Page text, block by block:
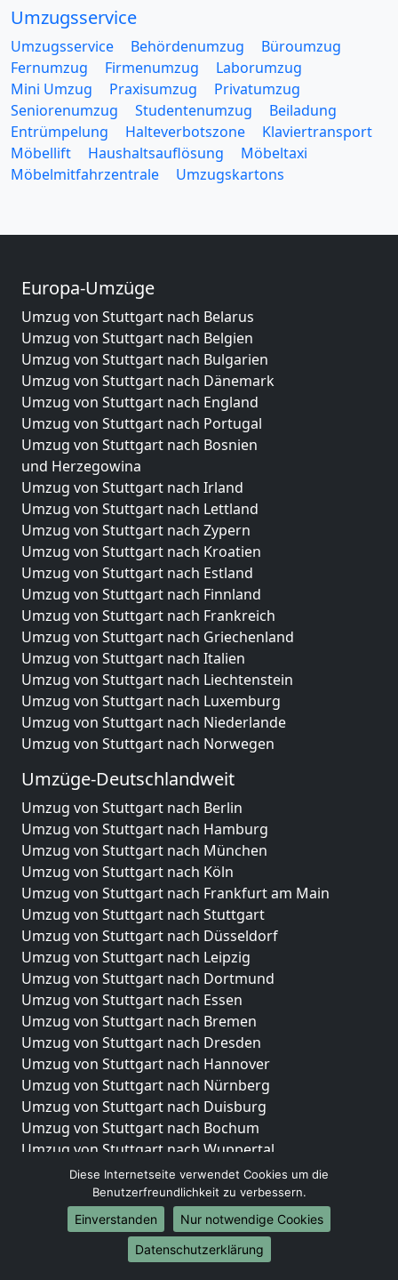
Umzugsservice
Umzugsservice Behördenumzug
Büroumzug
Fernumzug
Firmenumzug
Laborumzug
Mini Umzug
Praxisumzug
Privatumzug
Seniorenumzug
Studentenumzug
Beiladung
Entrümpelung
Halteverbotszone
Klaviertransport
Möbellift
Haushaltsauflösung
Möbeltaxi
Möbelmitfahrzentrale
Umzugskartons
Europa-Umzüge
Umzug von Stuttgart nach Belarus
Umzug von Stuttgart nach Belgien
Umzug von Stuttgart nach Bulgarien
Umzug von Stuttgart nach Dänemark
Umzug von Stuttgart nach England
Umzug von Stuttgart nach Portugal
Umzug von Stuttgart nach Bosnien
und Herzegowina
Umzug von Stuttgart nach Irland
Umzug von Stuttgart nach Lettland
Umzug von Stuttgart nach Zypern
Umzug von Stuttgart nach Kroatien
Umzug von Stuttgart nach Estland
Umzug von Stuttgart nach Finnland
Umzug von Stuttgart nach Frankreich
Umzug von Stuttgart nach Griechenland
Umzug von Stuttgart nach Italien
Umzug von Stuttgart nach Liechtenstein
Umzug von Stuttgart nach Luxemburg
Umzug von Stuttgart nach Niederlande
Umzug von Stuttgart nach Norwegen
Umzüge-Deutschlandweit
Umzug von Stuttgart nach Berlin
Umzug von Stuttgart nach Hamburg
Umzug von Stuttgart nach München
Umzug von Stuttgart nach Köln
Umzug von Stuttgart nach Frankfurt am Main
Umzug von Stuttgart nach Stuttgart
Umzug von Stuttgart nach Düsseldorf
Umzug von Stuttgart nach Leipzig
Umzug von Stuttgart nach Dortmund
Umzug von Stuttgart nach Essen
Umzug von Stuttgart nach Bremen
Umzug von Stuttgart nach Dresden
Umzug von Stuttgart nach Hannover
Umzug von Stuttgart nach Nürnberg
Umzug von Stuttgart nach Duisburg
Umzug von Stuttgart nach Bochum
Umzug von Stuttgart nach Wuppertal
Umzug von Stuttgart nach Bielefeld
Umzug von Stuttgart nach Bonn
Umzug von Stuttgart nach Münster
Internationale-Umzüge
Diese Internetseite verwendet Cookies um die
Benutzerfreundlichkeit zu verbessern.
Einverstanden
Nur notwendige Cookies
Datenschutzerklärung